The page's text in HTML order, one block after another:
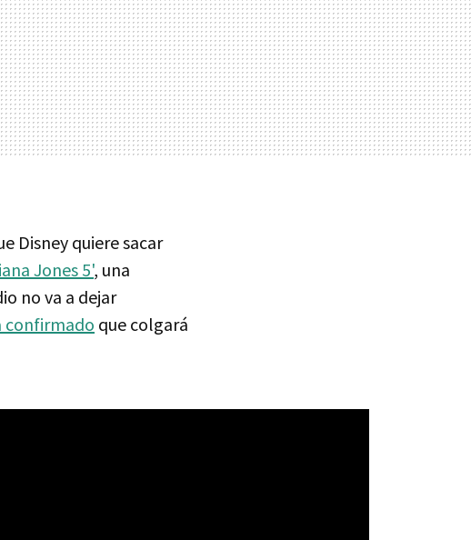
Disney quiere sacar
Jones 5', una
no va a dejar
confirmado que colgará